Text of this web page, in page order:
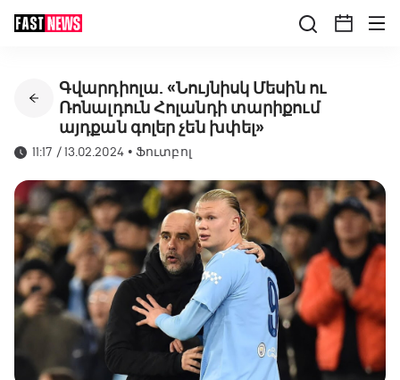
Գվարդիոլա. «Նույնիսկ Մեսին ու
Ռոնալդուն Հոլանդի տարիքում
այդքան գոլեր չեն խփել»
11:17 / 13.02.2024 •Ֆուտբոլ